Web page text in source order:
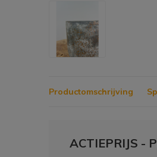
Productomschrijving
ACTIEPRIJS -